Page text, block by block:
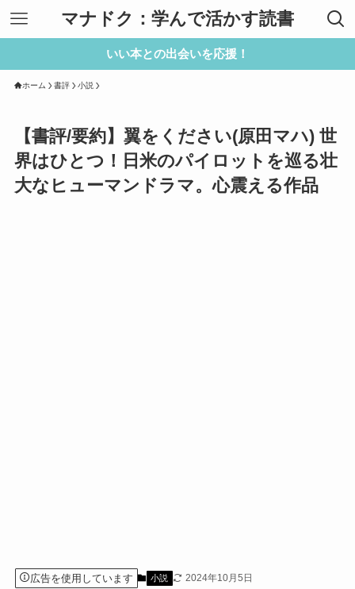
マナドク：学んで活かす読書
いい本との出会いを応援！
ホーム 書評 小説
【書評/要約】翼をください(原田マハ) 世
界はひとつ！日米のパイロットを巡る壮
大なヒューマンドラマ。心震える作品
広告を使用しています 小説 2024年10月5日